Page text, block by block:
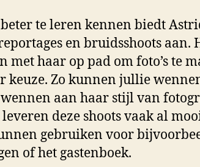
te leren kennen biedt
en bruidsshoots aan.
met haar op pad om foto’s te
keuze. Zo kunnen jullie
aan haar stijl van
deze shoots vaak al
gebruiken voor
of het gastenboek.